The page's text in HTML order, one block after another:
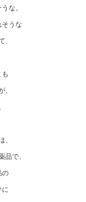
な。
そうな
、
、
、
品で、
の
に